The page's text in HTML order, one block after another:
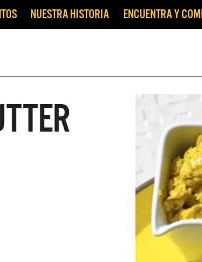
NUESTRA HISTORIA ENCUENTRA Y